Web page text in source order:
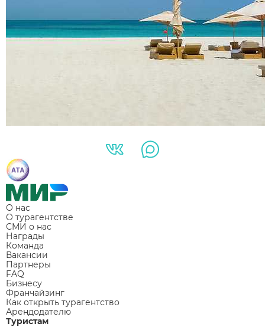
О нас
О турагентстве
СМИ о нас
Награды
Команда
Вакансии
Партнеры
FAQ
Бизнесу
Франчайзинг
Как открыть турагентство
Арендодателю
Туристам